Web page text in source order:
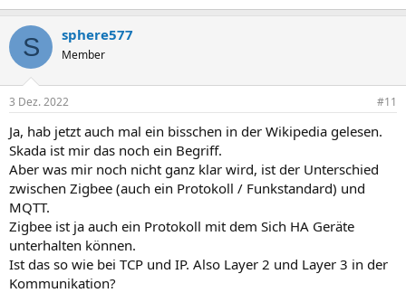
S sphere577
Member
3 Dez. 2022 #11
Ja, hab jetzt auch mal ein bisschen in der Wikipedia gelesen.
Skada ist mir das noch ein Begriff.
Aber was mir noch nicht ganz klar wird, ist der Unterschied
zwischen Zigbee (auch ein Protokoll / Funkstandard) und
MQTT.
Zigbee ist ja auch ein Protokoll mit dem Sich HA Geräte
unterhalten können.
Ist das so wie bei TCP und IP. Also Layer 2 und Layer 3 in der
Kommunikation?